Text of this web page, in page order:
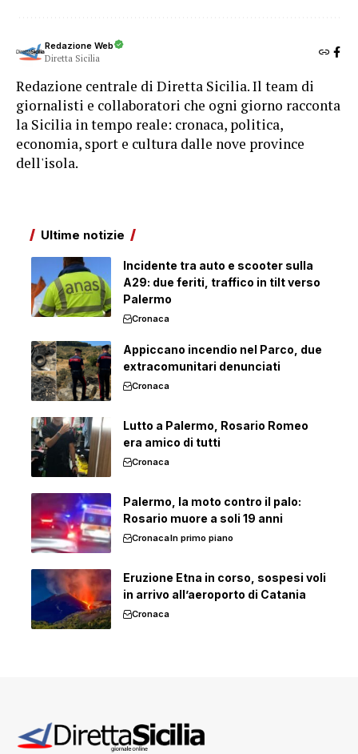
Redazione Web
Diretta Sicilia
Redazione centrale di Diretta Sicilia. Il team di
giornalisti e collaboratori che ogni giorno racconta
la Sicilia in tempo reale: cronaca, politica,
economia, sport e cultura dalle nove province
dell'isola.
Ultime notizie
Incidente tra auto e scooter sulla
A29: due feriti, traffico in tilt verso
Palermo
Cronaca
Appiccano incendio nel Parco, due
extracomunitari denunciati
Cronaca
Lutto a Palermo, Rosario Romeo
era amico di tutti
Cronaca
Palermo, la moto contro il palo:
Rosario muore a soli 19 anni
CronacaIn primo piano
Eruzione Etna in corso, sospesi voli
in arrivo all’aeroporto di Catania
Cronaca